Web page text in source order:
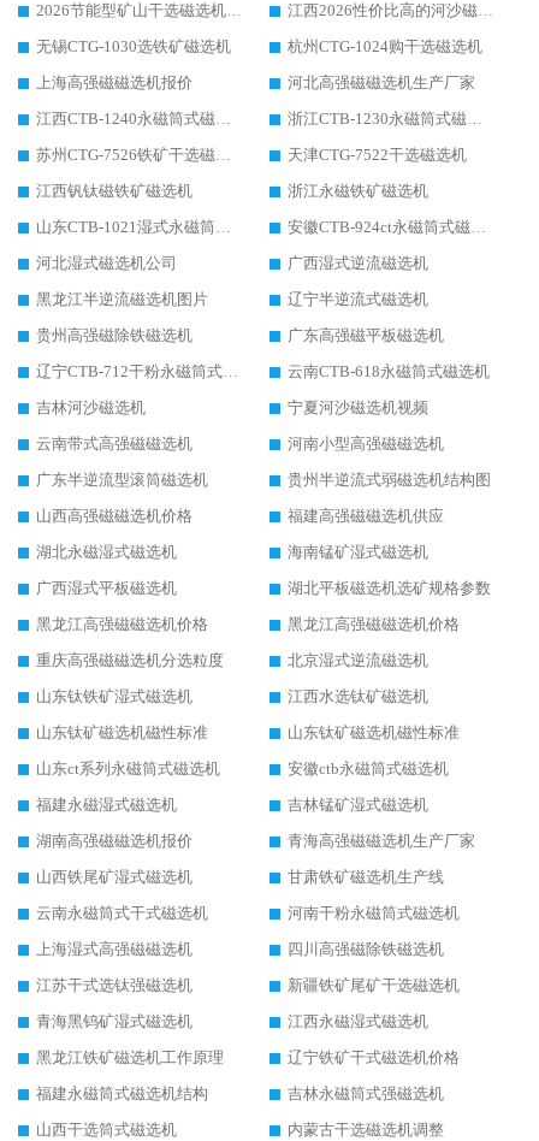
2026节能型矿山干选磁选机：无水高效选矿的核心装备
江西2026性价比高的河沙磁选机生产厂家工作原理(通俗 + 专业双版，适配产品文案/介绍使用)
无锡CTG-1030选铁矿磁选机
杭州CTG-1024购干选磁选机
上海高强磁磁选机报价
河北高强磁磁选机生产厂家
江西CTB-1240永磁筒式磁选机厂家
浙江CTB-1230永磁筒式磁选机生产厂家
苏州CTG-7526铁矿干选磁选机
天津CTG-7522干选磁选机
江西钒钛磁铁矿磁选机
浙江永磁铁矿磁选机
山东CTB-1021湿式永磁筒式磁选机
安徽CTB-924ct永磁筒式磁选机
河北湿式磁选机公司
广西湿式逆流磁选机
黑龙江半逆流磁选机图片
辽宁半逆流式磁选机
贵州高强磁除铁磁选机
广东高强磁平板磁选机
辽宁CTB-712干粉永磁筒式磁选机
云南CTB-618永磁筒式磁选机
吉林河沙磁选机
宁夏河沙磁选机视频
云南带式高强磁磁选机
河南小型高强磁磁选机
广东半逆流型滚筒磁选机
贵州半逆流式弱磁选机结构图
山西高强磁磁选机价格
福建高强磁磁选机供应
湖北永磁湿式磁选机
海南锰矿湿式磁选机
广西湿式平板磁选机
湖北平板磁选机选矿规格参数
黑龙江高强磁磁选机价格
黑龙江高强磁磁选机价格
重庆高强磁磁选机分选粒度
北京湿式逆流磁选机
山东钛铁矿湿式磁选机
江西水选钛矿磁选机
山东钛矿磁选机磁性标准
山东钛矿磁选机磁性标准
山东ct系列永磁筒式磁选机
安徽ctb永磁筒式磁选机
福建永磁湿式磁选机
吉林锰矿湿式磁选机
湖南高强磁磁选机报价
青海高强磁磁选机生产厂家
山西铁尾矿湿式磁选机
甘肃铁矿磁选机生产线
云南永磁筒式干式磁选机
河南干粉永磁筒式磁选机
上海湿式高强磁磁选机
四川高强磁除铁磁选机
江苏干式选钛强磁选机
新疆铁矿尾矿干选磁选机
青海黑钨矿湿式磁选机
江西永磁湿式磁选机
黑龙江铁矿磁选机工作原理
辽宁铁矿干式磁选机价格
福建永磁筒式磁选机结构
吉林永磁筒式强磁选机
山西干选筒式磁选机
内蒙古干选磁选机调整